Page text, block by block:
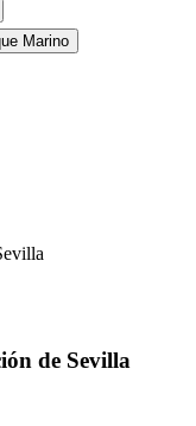
Marino
de Sevilla